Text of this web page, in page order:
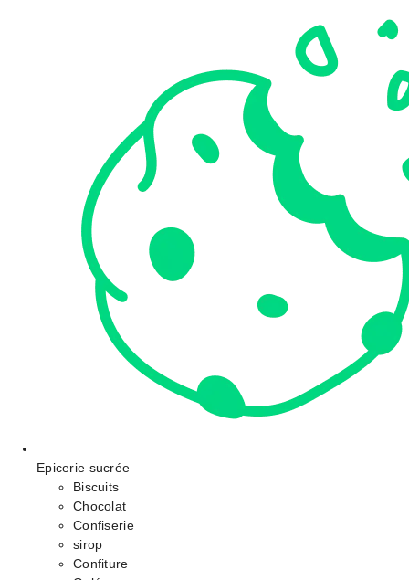
Epicerie sucrée
Biscuits
Chocolat
Confiserie
sirop
Confiture